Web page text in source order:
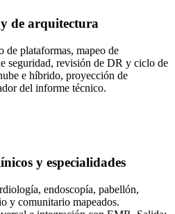
de arquitectura
de plataformas, mapeo de
seguridad, revisión de DR y ciclo de
e híbrido, proyección de
del informe técnico.
y especialidades
endoscopía, pabellón,
y comunitario mapeados.